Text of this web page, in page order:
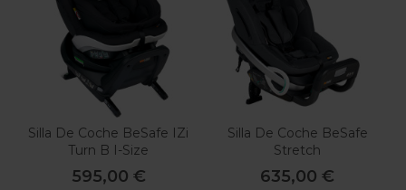
Silla De Coche BeSafe IZi
Turn B I-Size
595,00 €
Silla De Coche BeSafe
Stretch
635,00 €